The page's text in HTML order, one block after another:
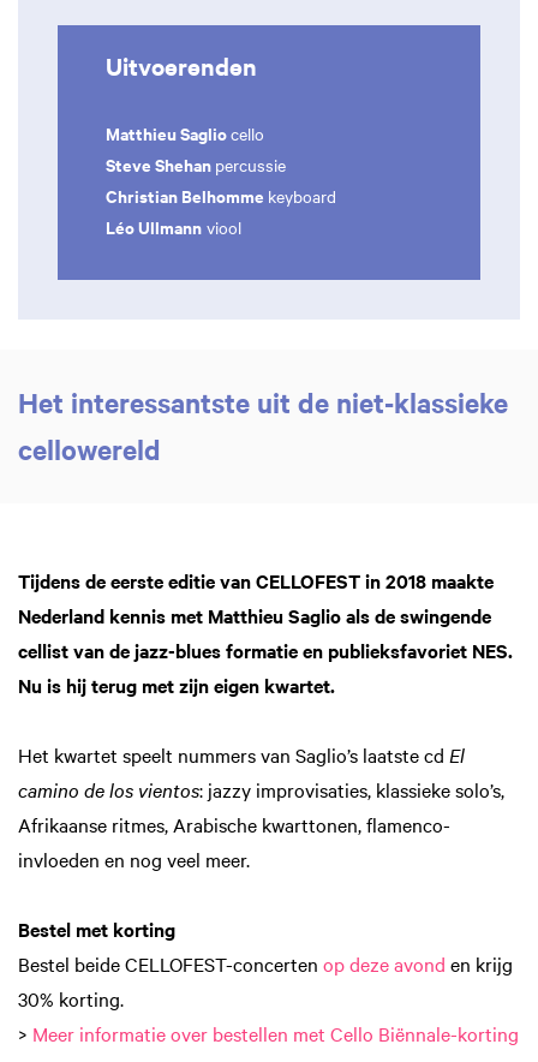
Uitvoerenden
Matthieu Sagliocello
Steve Shehan percussie
Christian Belhomme keyboard
Léo Ullmann viool
Het interessantste uit de niet-klassieke
cellowereld
Tijdens de eerste editie van CELLOFEST in 2018 maakte
Nederland kennis met Matthieu Saglio als de swingende
cellist van de jazz-blues formatie en publieksfavoriet NES.
Nu is hij terug met zijn eigen kwartet.
Het kwartet speelt nummers van Saglio’s laatste cd El
camino de los vientos: jazzy improvisaties, klassieke solo’s,
Afrikaanse ritmes, Arabische kwarttonen, flamenco-
invloeden en nog veel meer.
Bestel met korting
Bestel beide CELLOFEST-concerten op deze avond en krijg
30% korting.
> Meer informatie over bestellen met Cello Biënnale-korting